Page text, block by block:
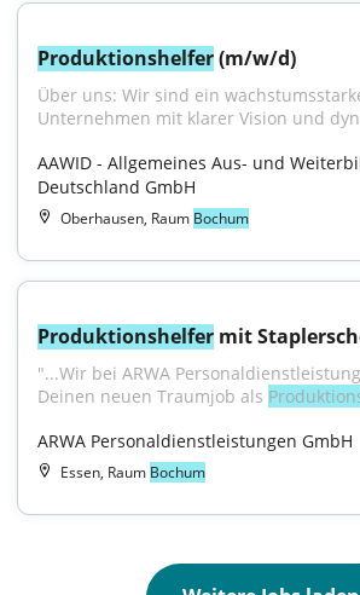
Produktionshelfer (m/w/d)
Über uns: Wir sind ein
Unternehmen mit klarer Vision und
AAWID - Allgemeines Aus- und
Deutschland GmbH
Oberhausen, Raum Bochum
Produktionshelfer mit
"...Wir bei ARWA
Deinen neuen Traumjob als
ARWA Personaldienstleistungen GmbH
Essen, Raum Bochum